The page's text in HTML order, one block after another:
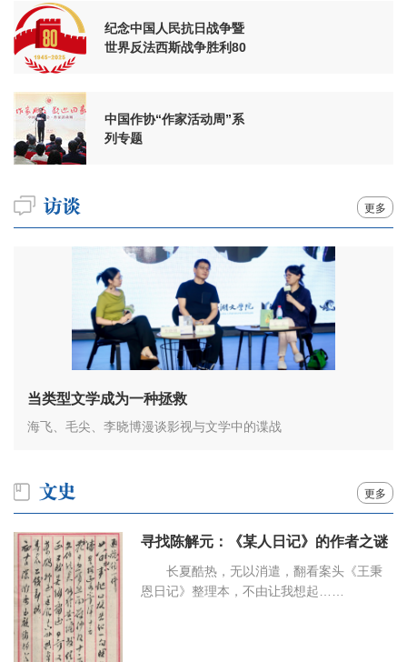
纪念中国人民抗日战争暨
世界反法西斯战争胜利80
中国作协“作家活动周”系
列专题
更多
当类型文学成为一种拯救
海飞、毛尖、李晓博漫谈影视与文学中的谍战
更多
寻找陈解元：《某人日记》的作者之谜
长夏酷热，无以消遣，翻看案头《王秉
恩日记》整理本，不由让我想起……